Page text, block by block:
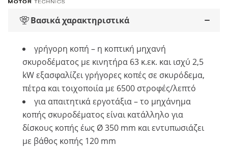
Βασικά χαρακτηριστικά
γρήγορη κοπή – η κοπτική μηχανή
σκυροδέματος με κινητήρα 63 κ.εκ. και ισχύ 2,5
kW εξασφαλίζει γρήγορες κοπές σε σκυρόδεμα,
πέτρα και τοιχοποιία με 6500 στροφές/λεπτό
για απαιτητικά εργοτάξια – το μηχάνημα
κοπής σκυροδέματος είναι κατάλληλο για
δίσκους κοπής έως Ø 350 mm και εντυπωσιάζει
με βάθος κοπής 120 mm